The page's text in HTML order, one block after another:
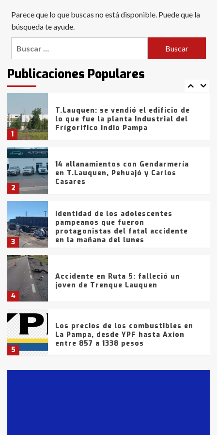
Parece que lo que buscas no está disponible. Puede que la
búsqueda te ayude.
Publicaciones Populares
6
con lluvias y heladas, en gran parte
de la provincia
intentaron evadir a la Policía
fueron detenidos por
comercialización de drogas en la
tarde del sábado
1
T.Lauquen: se vendió el edificio de
lo que fue la planta Industrial del
Frígorífico Indio Pampa
2
14 allanamientos con Gendarmería
en T.Lauquen, Pehuajó y Carlos
Casares
3
Identidad de los adolescentes
pampeanos que fueron
protagonistas del fatal accidente
en la mañana del lunes
4
Accidente en Ruta 5: falleció un
joven de Trenque Lauquen
5
Los precios de los combustibles en
La Pampa, desde YPF hasta Axion
entre 857 a 1338 pesos